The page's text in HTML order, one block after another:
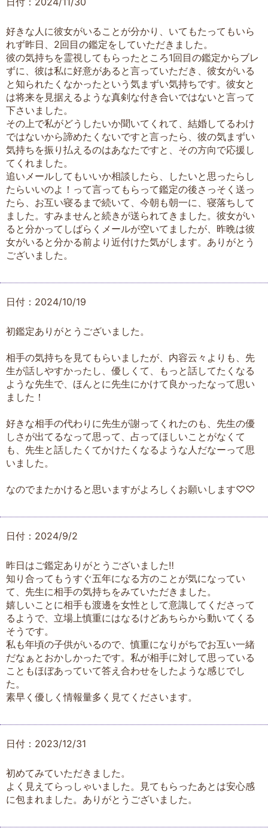
好きな人に彼女がいることが分かり、いてもたってもいら
れず昨日、2回目の鑑定をしていただきました。
彼の気持ちを霊視してもらったところ1回目の鑑定からブレ
ずに、彼は私に好意があると言っていただき、彼女がいる
と知られたくなかったという気まずい気持ちです。彼女と
は将来を見据えるような真剣な付き合いではないと言って
下さいました。
その上で私がどうしたいか聞いてくれて、結婚してるわけ
ではないから諦めたくないですと言ったら、彼の気まずい
気持ちを振り払えるのはあなたですと、その方向で応援し
てくれました。
追いメールしてもいいか相談したら、したいと思ったらし
たらいいのよ！って言ってもらって鑑定の後さっそく送っ
たら、お互い寝るまで続いて、今朝も朝一に、寝落ちして
ました。すみませんと続きが送られてきました。彼女がい
ると分かってしばらくメールが空いてましたが、昨晩は彼
女がいると分かる前より近付けた気がします。ありがとう
ございました。
日付：2024/10/19
初鑑定ありがとうございました。
相手の気持ちを見てもらいましたが、内容云々よりも、先
生が話しやすかったし、優しくて、もっと話してたくなる
ような先生で、ほんとに先生にかけて良かったなって思い
ました！
好きな相手の代わりに先生が謝ってくれたのも、先生の優
しさが出てるなって思って、占ってほしいことがなくて
も、先生と話したくてかけたくなるような人だなーって思
いました。
なのでまたかけると思いますがよろしくお願いします♡♡
日付：2024/9/2
昨日はご鑑定ありがとうございました‼️
知り合ってもうすぐ五年になる方のことが気になってい
て、先生に相手の気持ちをみていただきました。
嬉しいことに相手も渡邊を女性として意識してくださって
るようで、立場上慎重にはなるけどあちらから動いてくる
そうです。
私も年頃の子供がいるので、慎重になりがちでお互い一緒
だなぁとおかしかったです。私が相手に対して思っている
こともほぼあっていて答え合わせをしたような感じでし
た。
素早く優しく情報量多く見てくださいます。
日付：2023/12/31
初めてみていただきました。
よく見えてらっしゃいました。見てもらったあとは安心感
に包まれました。ありがとうございました。